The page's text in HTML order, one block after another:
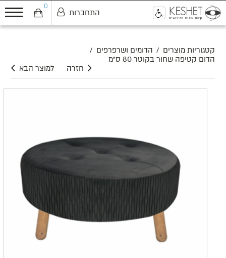
0
התחברות
קטגוריות מוצרים / הדומים ושרפרפים /
הדום קטיפה שחור בקוטר 80 ס"מ
למוצר הבא
חזרה